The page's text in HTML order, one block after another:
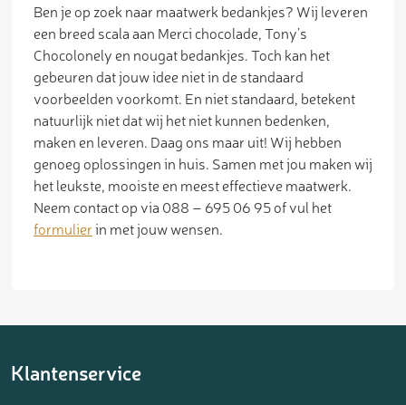
Ben je op zoek naar maatwerk bedankjes? Wij leveren
een breed scala aan Merci chocolade, Tony’s
Chocolonely en nougat bedankjes. Toch kan het
gebeuren dat jouw idee niet in de standaard
voorbeelden voorkomt. En niet standaard, betekent
natuurlijk niet dat wij het niet kunnen bedenken,
maken en leveren. Daag ons maar uit! Wij hebben
genoeg oplossingen in huis. Samen met jou maken wij
het leukste, mooiste en meest effectieve maatwerk.
Neem contact op via 088 – 695 06 95 of vul het
formulierin met jouw wensen.
Klantenservice